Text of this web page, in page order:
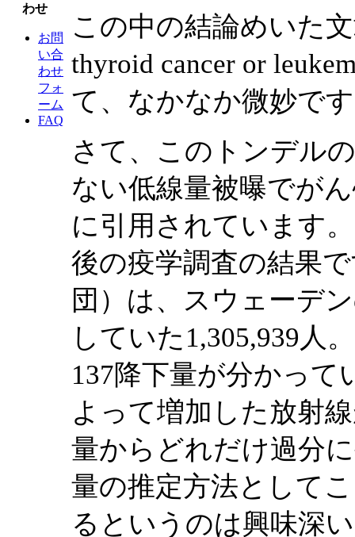
わせ
お問
い合
わせ
フォ
ーム
FAQ
この中の結論めいた
thyroid cancer or
て、なかなか微妙で
さて、このトンデル
ない低線量被曝でが
に引用されています
後の疫学調査の結果
団）は、スウェーデ
していた1,305,939人
137降下量が分かっ
よって増加した放射
量からどれだけ過分
量の推定方法として
るというのは興味深